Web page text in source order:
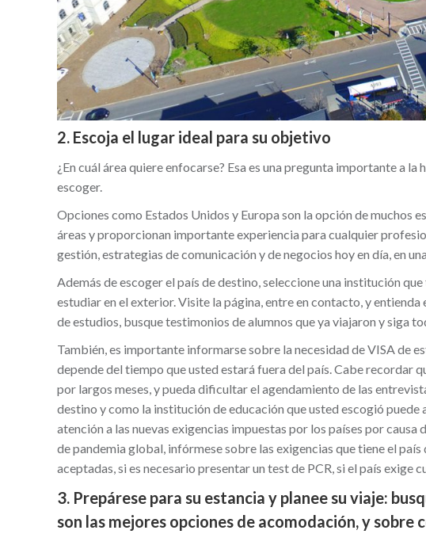
2. Escoja el lugar ideal para su objetivo
¿En cuál área quiere enfocarse? Esa es una pregunta importante a
escoger.
Opciones como Estados Unidos y Europa son la opción de muchos
áreas y proporcionan importante experiencia para cualquier
gestión, estrategias de comunicación y de negocios hoy en día, en
Además de escoger el país de destino, seleccione una institución
estudiar en el exterior. Visite la página, entre en contacto, y
de estudios, busque testimonios de alumnos que ya viajaron y siga
También, es importante informarse sobre la necesidad de VISA de
depende del tiempo que usted estará fuera del país. Cabe recordar
por largos meses, y pueda dificultar el agendamiento de las
destino y como la institución de educación que usted escogió
atención a las nuevas exigencias impuestas por los países por
de pandemia global, infórmese sobre las exigencias que tiene el
aceptadas, si es necesario presentar un test de PCR, si el país exige
3. Prepárese para su estancia y planee su viaje:
son las mejores opciones de acomodación, y